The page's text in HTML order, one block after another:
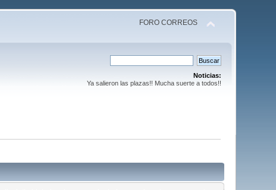
FORO CORREOS
Noticias:
Ya salieron las plazas!! Mucha suerte a todos!!